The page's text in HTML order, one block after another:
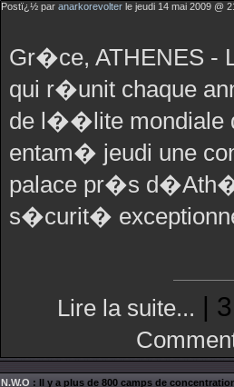
Postï¿½ par anarkorevolter le jeudi 14 mai 2009 @
Gr�ce, ATHENES -
qui r�unit chaque
de l��lite mondiale
entam� jeudi une
palace pr�s
s�curit�
Lire la suite... |
N.W.O : Il y a plus de 800 camps de